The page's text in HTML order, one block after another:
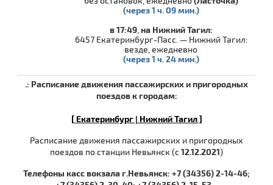
(через 1 ч. 09 мин.)
в 17:49, на Нижний Тагил:
6457 Екатеринбург-Пасс. — Нижний Тагил:
везде, ежедневно
(через 1 ч. 24 мин.)
.: Расписание движения пассажирских и пригородных
поездов к городам:
[ Екатеринбург | Нижний Тагил ]
Расписание движения пассажирских и пригородных
поездов по станции Невьянск (с12.12.2021)
Телефоны касс вокзала г.Невьянск: +7 (34356) 2-14-46;